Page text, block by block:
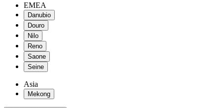
EMEA
Danubio
Douro
Nilo
Reno
Saone
Seine
Asia
Mekong